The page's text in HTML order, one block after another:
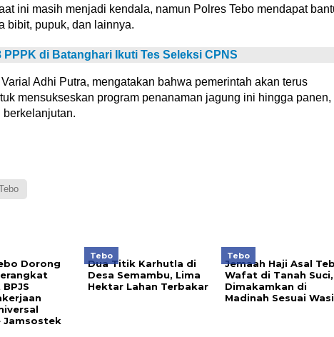
ini masih menjadi kendala, namun Polres Tebo mendapat
bibit, pupuk, dan lainnya.
PPPK di Batanghari Ikuti Tes Seleksi CPNS
Adhi Putra, mengatakan bahwa pemerintah akan terus
mensukseskan program penanaman jagung ini hingga panen,
Dorong
Jamsostek
Tebo
Dua Titik Karhutla di
Desa Semambu, Lima
Hektar Lahan Terbakar
Tebo
Jemaah Haji Asal
Wafat di Tanah Suci,
Dimakamkan di
Madinah Sesuai